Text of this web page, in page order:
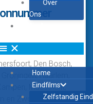
Over
Ons
Home
Eindfilms
Zelfstandig
en werken o.a.
Den Bosch,
Haarlem,
Maastricht,
en Zwolle.